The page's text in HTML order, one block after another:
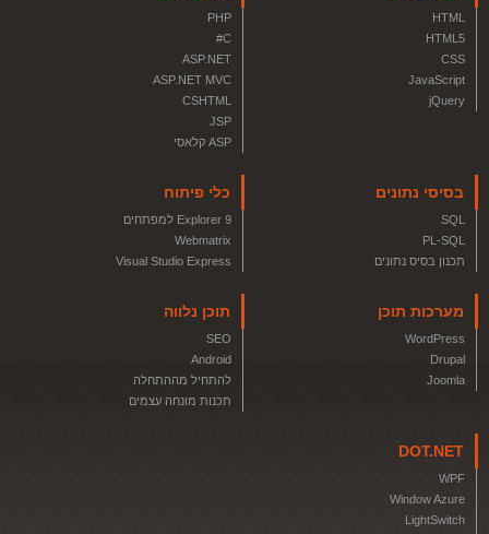
HTML
HTML5
CSS
JavaScript
jQuery
PHP
C#
ASP.NET
ASP.NET MVC
CSHTML
JSP
ASP קלאסי
בסיסי נתונים
SQL
PL-SQL
תכנון בסיס נתונים
כלי פיתוח
Explorer 9 למפתחים
Webmatrix
Visual Studio Express
מערכות תוכן
WordPress
Drupal
Joomla
תוכן נלווה
SEO
Android
להתחיל מההתחלה
תכנות מונחה עצמים
DOT.NET
WPF
Window Azure
LightSwitch